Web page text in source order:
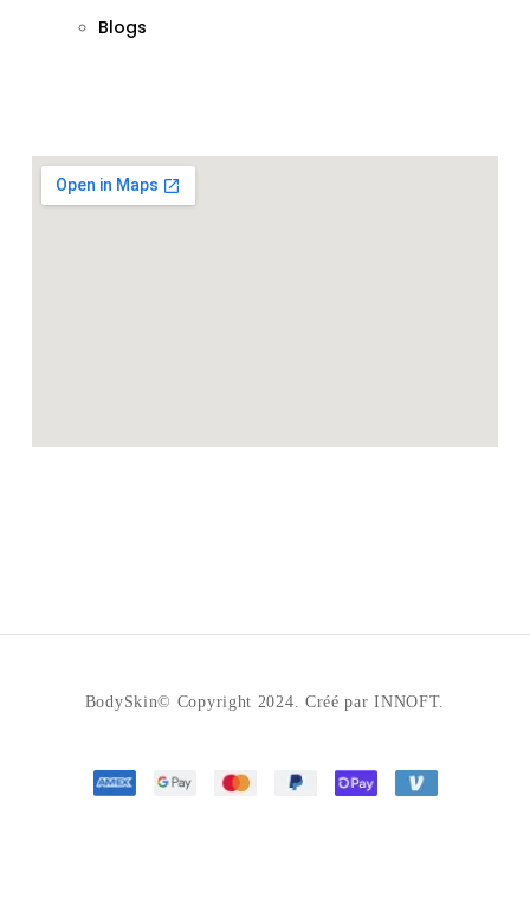
Blogs
BodySkin© Copyright 2024. Créé par INNOFT.